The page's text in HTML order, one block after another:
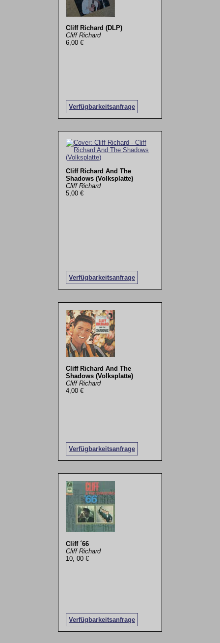
Cliff Richard (DLP)
Cliff Richard
6,00 €
Verfügbarkeitsanfrage
Cliff Richard And The
Shadows (Volksplatte)
Cliff Richard
5,00 €
Verfügbarkeitsanfrage
Cliff Richard And The
Shadows (Volksplatte)
Cliff Richard
4,00 €
Verfügbarkeitsanfrage
Cliff ´66
Cliff Richard
10, 00 €
Verfügbarkeitsanfrage